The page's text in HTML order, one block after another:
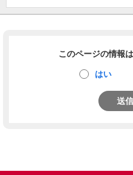
このページの情報
はい
送